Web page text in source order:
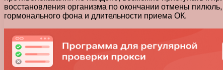
восстановления организма по окончании отмены
гормонального фона и длительности приема ОК.